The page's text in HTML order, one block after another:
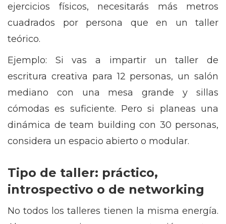
ejercicios físicos, necesitarás más metros
cuadrados por persona que en un taller
teórico.
Ejemplo: Si vas a impartir un taller de
escritura creativa para 12 personas, un salón
mediano con una mesa grande y sillas
cómodas es suficiente. Pero si planeas una
dinámica de team building con 30 personas,
considera un espacio abierto o modular.
Tipo de taller: práctico,
introspectivo o de networking
No todos los talleres tienen la misma energía.